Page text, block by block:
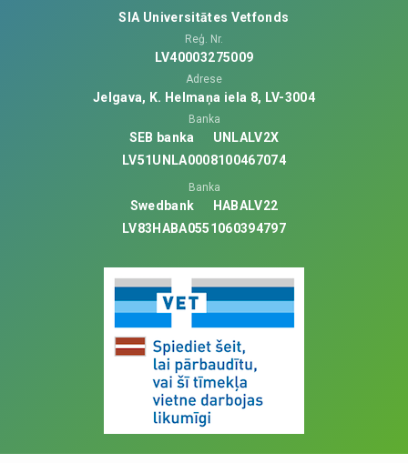
SIA Universitātes Vetfonds
Reģ. Nr.
LV40003275009
Adrese
Jelgava, K. Helmaņa iela 8, LV-3004
Banka
SEB banka
UNLALV2X
LV51UNLA0008100467074
Banka
Swedbank
HABALV22
LV83HABA0551060394797